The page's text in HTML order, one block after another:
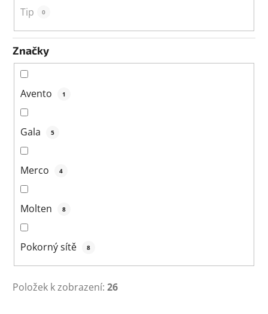
Tip 0
Značky
Avento 1
Gala 5
Merco 4
Molten 8
Pokorný sítě 8
Položek k zobrazení: 26